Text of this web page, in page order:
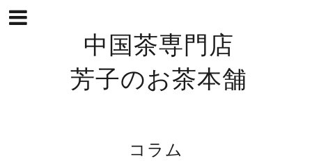
中国茶専門店
芳子のお茶本舗
コラム